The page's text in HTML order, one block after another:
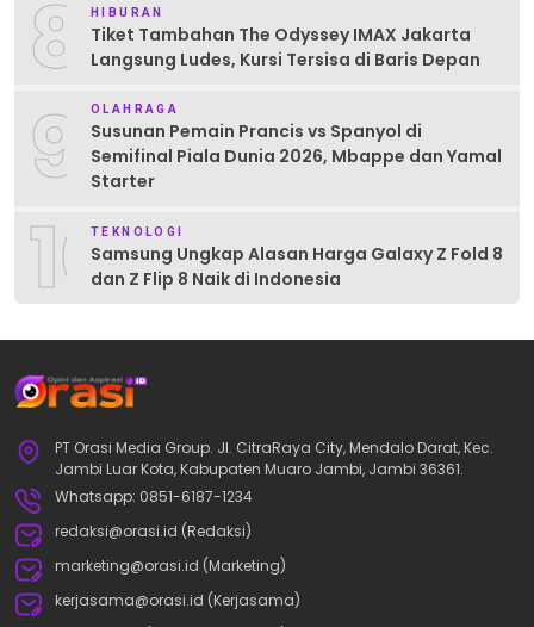
8 HIBURAN
Tiket Tambahan The Odyssey IMAX Jakarta
Langsung Ludes, Kursi Tersisa di Baris Depan
9 OLAHRAGA
Susunan Pemain Prancis vs Spanyol di
Semifinal Piala Dunia 2026, Mbappe dan Yamal
Starter
10TEKNOLOGI
Samsung Ungkap Alasan Harga Galaxy Z Fold 8
dan Z Flip 8 Naik di Indonesia
PT Orasi Media Group. Jl. CitraRaya City, Mendalo Darat, Kec.
Jambi Luar Kota, Kabupaten Muaro Jambi, Jambi 36361.
Whatsapp: 0851-6187-1234
redaksi@orasi.id (Redaksi)
marketing@orasi.id (Marketing)
kerjasama@orasi.id (Kerjasama)